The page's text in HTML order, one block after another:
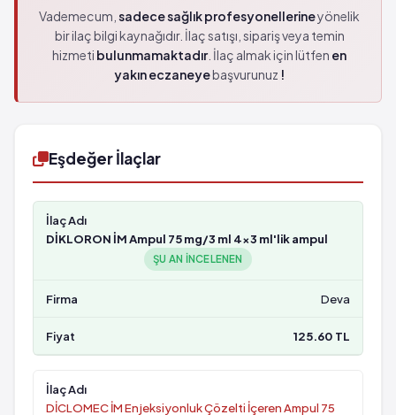
Vademecum, sadece sağlık profesyonellerineyönelik
bir ilaç bilgi kaynağıdır. İlaç satışı, sipariş veya temin
hizmeti bulunmamaktadır. İlaç almak için lütfen en
yakın eczaneyebaşvurunuz !
Eşdeğer İlaçlar
DİKLORON İM Ampul 75 mg/3 ml 4x3 ml'lik ampul
ŞU AN INCELENEN
Deva
125.60 TL
DİCLOMEC İM Enjeksiyonluk Çözelti İçeren Ampul 75